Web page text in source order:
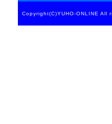
Copyright(C)YUHO-ONLINE